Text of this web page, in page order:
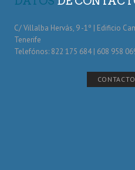
C/ Villalba Hervás, 9 -1º | Edificio
Tenerife
Telefónos: 822 175 684 | 608 958